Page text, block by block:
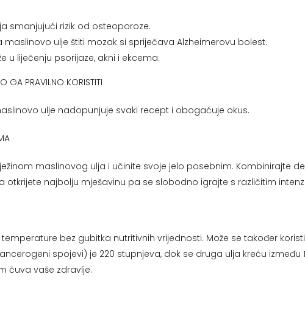
smanjujući rizik od osteoporoze.
maslinovo ulje štiti mozak si spriječava Alzheimerovu bolest.
u liječenju psorijaze, akni i ekcema.
GA PRAVILNO KORISTITI
ulje nadopunjuje svaki recept i obogaćuje okus.
maslinovog ulja i učinite svoje jelo posebnim. Kombinirajte
otkrijete najbolju mješavinu pa se slobodno igrajte s različitim
bez gubitka nutritivnih vrijednosti. Može se također
spojevi) je 220 stupnjeva, dok se druga ulja kreću između
čuva vaše zdravlje.